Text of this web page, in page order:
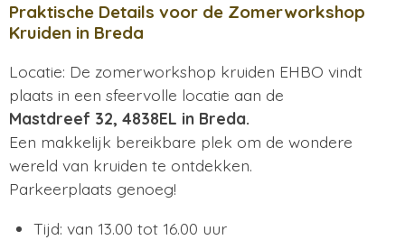
Praktische Details voor de Zomerworkshop
Kruiden in Breda
Locatie: De zomerworkshop kruiden EHBO vindt
plaats in een sfeervolle locatie aan de
Mastdreef 32, 4838EL in Breda.
Een makkelijk bereikbare plek om de wondere
wereld van kruiden te ontdekken.
Parkeerplaats genoeg!
Tijd: van 13.00 tot 16.00 uur